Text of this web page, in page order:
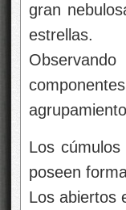
gran
estrellas.
Los
poseen
Los abiertos